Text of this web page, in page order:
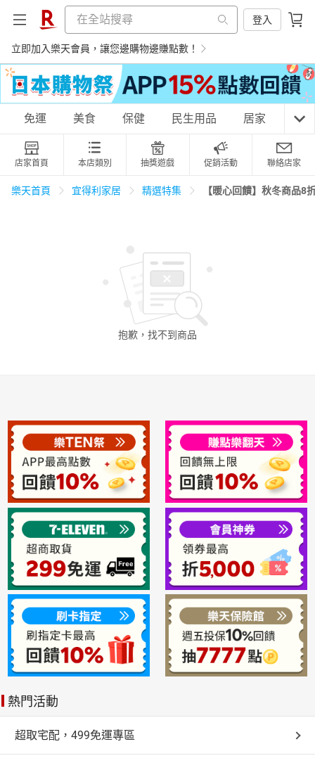
登入
立即加入樂天會員，讓您邊購物邊賺點數！
購物網分類
天天免運 美食蛋糕 養生保健 民生用品
化妝保養
免運 美食 保健 民生用品 居家 3C
店家首頁 本店類別 抽獎遊戲 促銷活動 聯絡店家
樂天首頁 宜得利家居 精選特集 【暖心回饋】秋冬商品8
抱歉，找不到 商品
熱門活動
超取宅配，499免運專區